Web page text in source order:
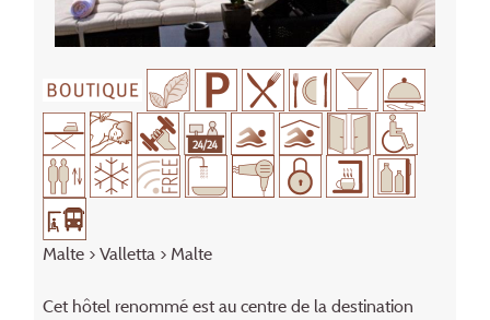
Malte> Valletta> Malte
Cet hôtel renommé est au centre de la destination